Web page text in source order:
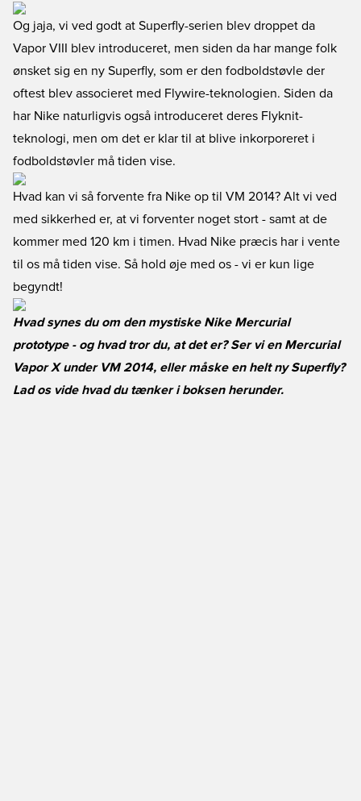
Og jaja, vi ved godt at Superfly-serien blev droppet da
Vapor VIII blev introduceret, men siden da har mange folk
ønsket sig en ny Superfly, som er den fodboldstøvle der
oftest blev associeret med Flywire-teknologien. Siden da
har Nike naturligvis også introduceret deres Flyknit-
teknologi, men om det er klar til at blive inkorporeret i
fodboldstøvler må tiden vise.
Hvad kan vi så forvente fra Nike op til VM 2014? Alt vi ved
med sikkerhed er, at vi forventer noget stort - samt at de
kommer med 120 km i timen. Hvad Nike præcis har i vente
til os må tiden vise. Så hold øje med os - vi er kun lige
begyndt!
Hvad synes du om den mystiske Nike Mercurial
prototype - og hvad tror du, at det er? Ser vi en Mercurial
Vapor X under VM 2014, eller måske en helt ny Superfly?
Lad os vide hvad du tænker i boksen herunder.